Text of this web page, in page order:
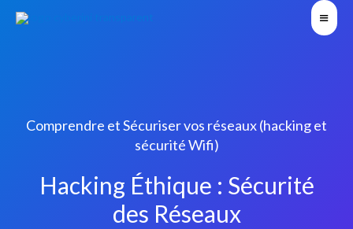
Comprendre et Sécuriser vos réseaux (hacking et
sécurité Wifi)
Hacking Éthique : Sécurité
des Réseaux